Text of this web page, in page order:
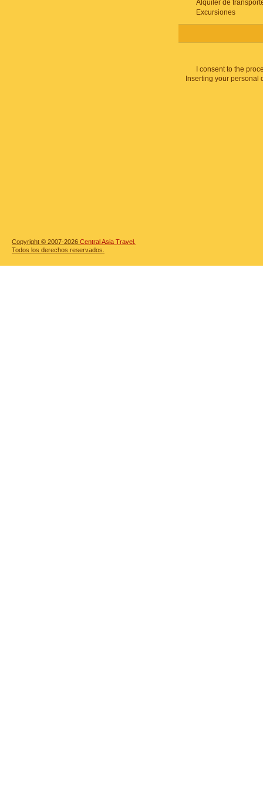
Alquiler de
Excursiones
I consent to the
Inserting your personal
Copyright © 2007-2026 Central Asia Travel.
Todos los derechos reservados.